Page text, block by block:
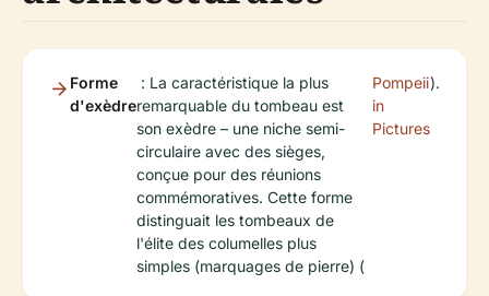
Forme
d'exèdre
: La caractéristique la plus
remarquable du tombeau est
son exèdre – une niche semi-
circulaire avec des sièges,
conçue pour des réunions
commémoratives. Cette forme
distinguait les tombeaux de
l'élite des columelles plus
simples (marquages de pierre) (
Pompeii
in
Pictures
).